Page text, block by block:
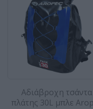
Aropec
Ιδανική
15,00€
Αδιάβροχη τσάντα
πλάτης 30L μπλε